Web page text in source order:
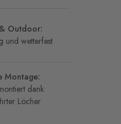
Outdoor:
und wetterfest
Montage:
dank
Löcher